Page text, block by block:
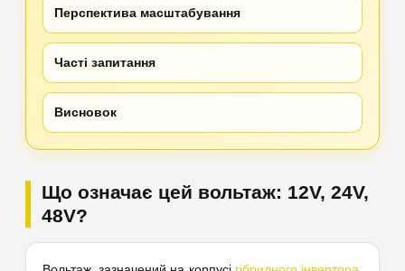
Перспектива масштабування
Часті запитання
Висновок
Що означає цей вольтаж: 12V, 24V,
48V?